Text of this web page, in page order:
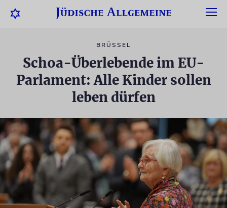
BRÜSSEL
Schoa-Überlebende im EU-
Parlament: Alle Kinder sollen
leben dürfen